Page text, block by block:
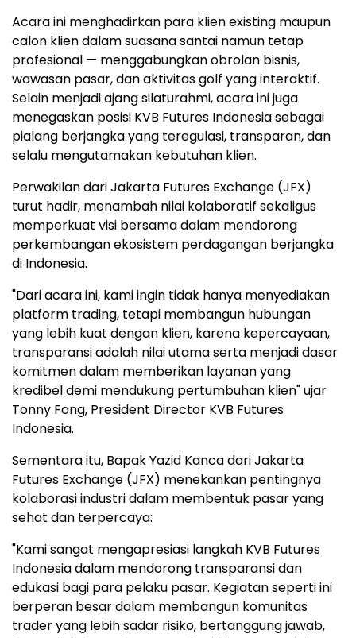
Acara ini menghadirkan para klien existing maupun
calon klien dalam suasana santai namun tetap
profesional — menggabungkan obrolan bisnis,
wawasan pasar, dan aktivitas golf yang interaktif.
Selain menjadi ajang silaturahmi, acara ini juga
menegaskan posisi KVB Futures Indonesia sebagai
pialang berjangka yang teregulasi, transparan, dan
selalu mengutamakan kebutuhan klien.
Perwakilan dari Jakarta Futures Exchange (JFX)
turut hadir, menambah nilai kolaboratif sekaligus
memperkuat visi bersama dalam mendorong
perkembangan ekosistem perdagangan berjangka
di Indonesia.
"Dari acara ini, kami ingin tidak hanya menyediakan
platform trading, tetapi membangun hubungan
yang lebih kuat dengan klien, karena kepercayaan,
transparansi adalah nilai utama serta menjadi dasar
komitmen dalam memberikan layanan yang
kredibel demi mendukung pertumbuhan klien" ujar
Tonny Fong, President Director KVB Futures
Indonesia.
Sementara itu, Bapak Yazid Kanca dari Jakarta
Futures Exchange (JFX) menekankan pentingnya
kolaborasi industri dalam membentuk pasar yang
sehat dan terpercaya:
"Kami sangat mengapresiasi langkah KVB Futures
Indonesia dalam mendorong transparansi dan
edukasi bagi para pelaku pasar. Kegiatan seperti ini
berperan besar dalam membangun komunitas
trader yang lebih sadar risiko, bertanggung jawab,